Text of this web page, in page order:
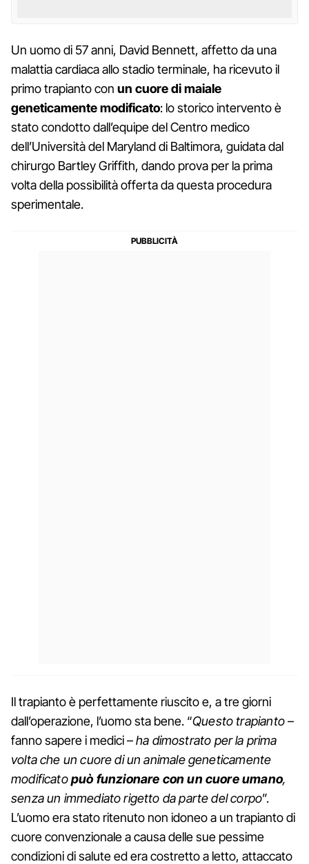
Un uomo di 57 anni, David Bennett, affetto da una
malattia cardiaca allo stadio terminale, ha ricevuto il
primo trapianto con un cuore di maiale
geneticamente modificato: lo storico intervento è
stato condotto dall’equipe del Centro medico
dell’Università del Maryland di Baltimora, guidata dal
chirurgo Bartley Griffith, dando prova per la prima
volta della possibilità offerta da questa procedura
sperimentale.
Il trapianto è perfettamente riuscito e, a tre giorni
dall’operazione, l’uomo sta bene. “Questo trapianto–
fanno sapere i medici –ha dimostrato per la prima
volta che un cuore di un animale geneticamente
modificatopuò funzionare con un cuore umano,
senza un immediato rigetto da parte del corpo”.
L’uomo era stato ritenuto non idoneo a un trapianto di
cuore convenzionale a causa delle sue pessime
condizioni di salute ed era costretto a letto, attaccato